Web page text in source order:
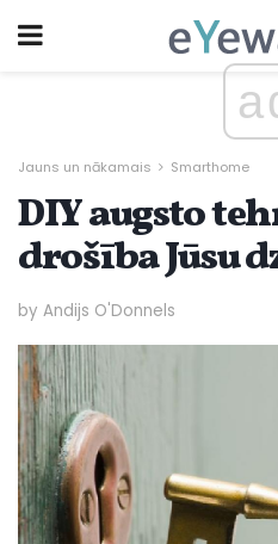
Jauns un nākamais Smarthome
DIY augsto
drošība Jūsu
by Andijs O'Donnels